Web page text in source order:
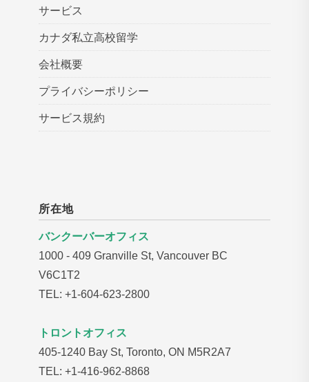
サービス
カナダ私立高校留学
会社概要
プライバシーポリシー
サービス規約
所在地
バンクーバーオフィス
1000 - 409 Granville St, Vancouver BC
V6C1T2
TEL: +1-604-623-2800
トロントオフィス
405-1240 Bay St, Toronto, ON M5R2A7
TEL: +1-416-962-8868